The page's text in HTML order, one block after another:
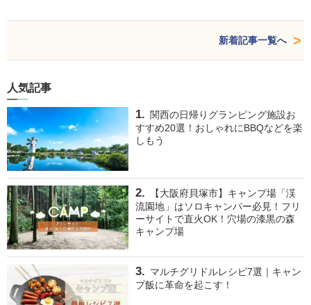
新着記事一覧へ
人気記事
関西の日帰りグランピング施設お
すすめ20選！おしゃれにBBQなどを楽
しもう
【大阪府貝塚市】キャンプ場「渓
流園地」はソロキャンパー必見！フリ
ーサイトで直火OK！穴場の漆黒の森
キャンプ場
マルチグリドルレシピ7選｜キャン
プ飯に革命を起こす！